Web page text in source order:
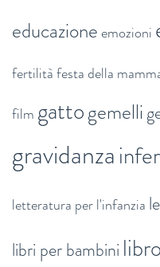
educazioneemozioni
fertilitàfesta della
film gattogemelli
gravidanza
letteratura per l'infanzia
libri per bambini libro